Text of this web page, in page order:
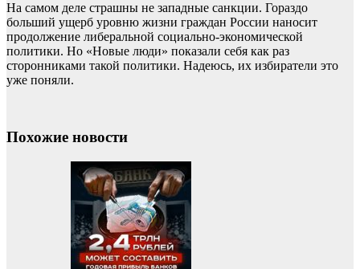
На самом деле страшны не западные санкции. Гораздо
больший ущерб уровню жизни граждан России наносит
продолжение либеральной социально-экономической
политики. Но «Новые люди» показали себя как раз
сторонниками такой политики. Надеюсь, их избиратели это
уже поняли.
Похожие новости